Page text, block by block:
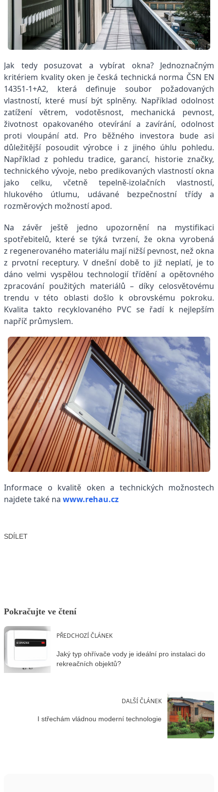
Jak tedy posuzovat a vybírat okna? Jednoznačným
kritériem kvality oken je česká technická norma ČSN EN
14351-1+A2, která definuje soubor požadovaných
vlastností, které musí být splněny. Například odolnost
zatížení větrem, vodotěsnost, mechanická pevnost,
životnost opakovaného otevírání a zavírání, odolnost
proti vloupání atd. Pro běžného investora bude asi
důležitější posoudit výrobce i z jiného úhlu pohledu.
Například z pohledu tradice, garancí, historie značky,
technického vývoje, nebo predikovaných vlastností okna
jako celku, včetně tepelně-izolačních vlastností,
hlukového útlumu, udávané bezpečnostní třídy a
rozměrových možností apod.
Na závěr ještě jedno upozornění na mystifikaci
spotřebitelů, které se týká tvrzení, že okna vyrobená
z regenerovaného materiálu mají nižší pevnost, než okna
z prvotní receptury. V dnešní době to již neplatí, je to
dáno velmi vyspělou technologií třídění a opětovného
zpracování použitých materiálů – díky celosvětovému
trendu v této oblasti došlo k obrovskému pokroku.
Kvalita takto recyklovaného PVC se řadí k nejlepším
napříč průmyslem.
Informace o kvalitě oken a technických možnostech
najdete také na www.rehau.cz
SDÍLET
Pokračujte ve čtení
PŘEDCHOZÍ ČLÁNEK
Jaký typ ohřívače vody je ideální pro instalaci do
rekreačních objektů?
DALŠÍ ČLÁNEK
I střechám vládnou moderní technologie